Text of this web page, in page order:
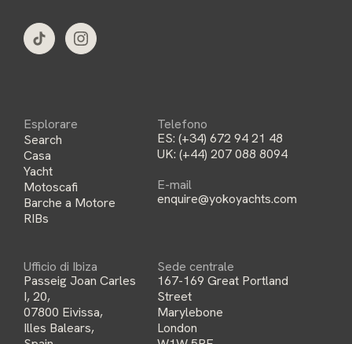
Esplorare
Search
Casa
Yacht
Motoscafi
Barche a Motore
RIBs
Telefono
ES: (+34) 672 94 21 48
UK: (+44) 207 088 8094
E-mail
enquire@yokoyachts.com
Ufficio di Ibiza
Passeig Joan Carles
I, 20,
07800 Eivissa,
Illes Balears,
Sede centrale
167-169 Great Portland
Street
Marylebone
London